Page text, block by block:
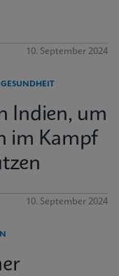
10. September 2024
Indien, um
im Kampf
10. September 2024